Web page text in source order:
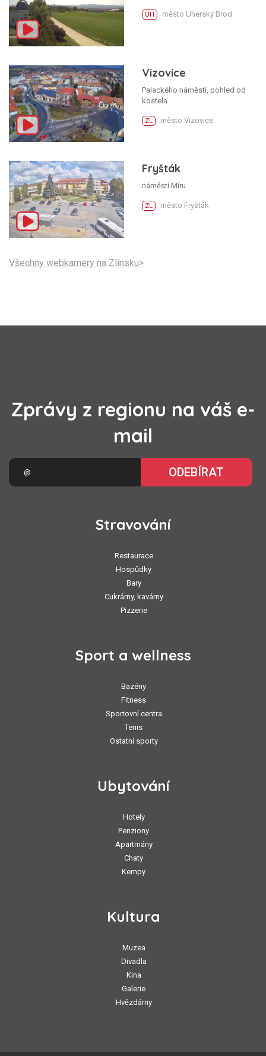
UH město Uherský Brod
Vizovice
Palackého náměstí, pohled od
kostela
ZL město Vizovice
Fryšták
náměstí Míru
ZL město Fryšták
Všechny webkamery na Zlínsku>
Zprávy z regionu na váš e-
mail
ODEBÍRAT
Stravování
Restaurace
Hospůdky
Bary
Cukrárny, kavárny
Pizzerie
Sport a wellness
Bazény
Fitness
Sportovní centra
Tenis
Ostatní sporty
Ubytování
Hotely
Penziony
Apartmány
Chaty
Kempy
Kultura
Muzea
Divadla
Kina
Galerie
Hvězdárny